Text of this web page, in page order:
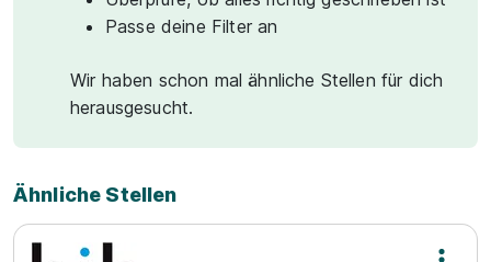
Passe deine Filter an
Wir haben schon mal ähnliche Stellen für dich
herausgesucht.
Ähnliche Stellen